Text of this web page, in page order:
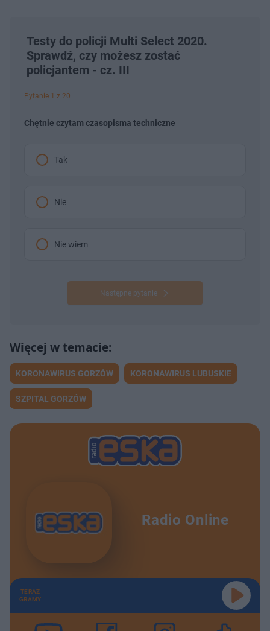
Testy do policji Multi Select 2020.
Sprawdź, czy możesz zostać
policjantem - cz. III
Pytanie 1 z 20
Chętnie czytam czasopisma techniczne
Tak
Nie
Nie wiem
Następne pytanie
KORONAWIRUS GORZÓW KORONAWIRUS LUBUSKIE
SZPITAL GORZÓW
Radio Online
TERAZ
GRAMY